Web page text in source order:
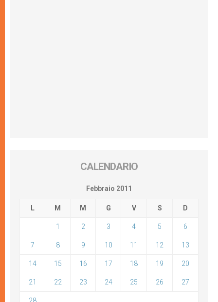
CALENDARIO
Febbraio 2011
L M M G V S D
1 2 3 4 5 6
7 8 9 10 11 12 13
14 15 16 17 18 19 20
21 22 23 24 25 26 27